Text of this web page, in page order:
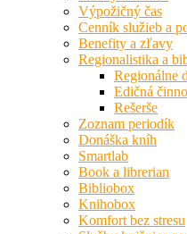
Výpožičný čas
Cenník služieb a
Benefity a zľavy
Regionalistika a
Regionálne
Edičná
Rešerše
Zoznam periodík
Donáška kníh
Smartlab
Book a librerian
Bibliobox
Knihobox
Komfort bez stresu